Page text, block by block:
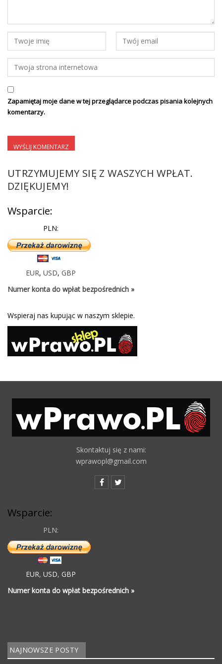
Zapamiętaj moje dane w tej przeglądarce podczas pisania kolejnych
komentarzy.
UTRZYMUJEMY SIĘ Z WASZYCH WPŁAT.
DZIĘKUJEMY!
Wsparcie:
PLN:
EUR, USD, GBP
Numer konta do wpłat bezpośrednich »
Wspieraj nas kupując w naszym sklepie.
Skontaktuj się z nami:
wprawopl@gmail.com
Wsparcie:
PLN:
EUR, USD, GBP
Numer konta do wpłat bezpośrednich »
NAJNOWSZE POSTY